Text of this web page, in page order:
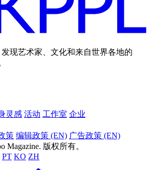
现艺术家、文化和来自世界各地的
灵感 活动 工作室 企业
策 编辑政策 (EN) 广告政策 (EN)
Magazine. 版权所有。
PT KO ZH